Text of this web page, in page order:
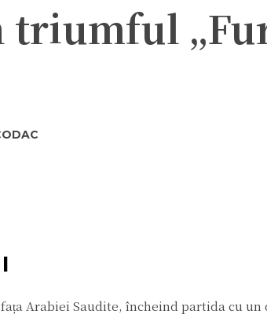
triumful
Arabiei Saudite, încheind partida cu un